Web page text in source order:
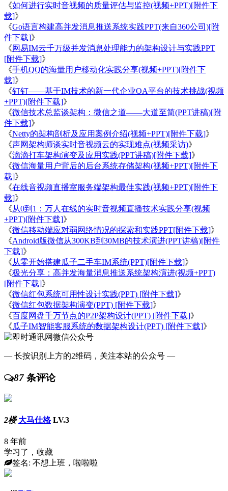
《如何进行实时音视频的质量评估与监控(视频+PPT)[附件下
载]》
《Go语言构建高并发消息推送系统实践PPT(来自360公司)[附
件下载]》
《网易IM云千万级并发消息处理能力的架构设计与实践PPT
[附件下载]》
《手机QQ的海量用户移动化实践分享(视频+PPT)[附件下
载]》
《钉钉——基于IM技术的新一代企业OA平台的技术挑战(视频
+PPT)[附件下载]》
《微信技术总监谈架构：微信之道——大道至简(PPT讲稿)[附
件下载]》
《Netty的架构剖析及应用案例介绍(视频+PPT)[附件下载]》
《声网架构师谈实时音视频云的实现难点(视频采访)》
《滴滴打车架构演变及应用实践(PPT讲稿)[附件下载]》
《微信海量用户背后的后台系统存储架构(视频+PPT)[附件下
载]》
《在线音视频直播室服务端架构最佳实践(视频+PPT)[附件下
载]》
《从0到1：万人在线的实时音视频直播技术实践分享(视频
+PPT)[附件下载]》
《微信移动端应对弱网络情况的探索和实践PPT[附件下载]》
《Android版微信从300KB到30MB的技术演进(PPT讲稿)[附件
下载]》
《从零开始搭建瓜子二手车IM系统(PPT)[附件下载]》
《极光分享：高并发海量消息推送系统架构演进(视频+PPT)
[附件下载]》
《微信红包系统可用性设计实践(PPT) [附件下载]》
《微信红包数据架构演变(PPT) [附件下载]》
《百度网盘千万节点的P2P架构设计(PPT) [附件下载]》
《瓜子IM智能客服系统的数据架构设计(PPT) [附件下载]》
— 长按识别上方的2维码，关注本站的公众号 —
87 条评论
2楼 大马仕格 LV.3
8 年前
学习了，收藏
签名: 不想上班，啦啦啦